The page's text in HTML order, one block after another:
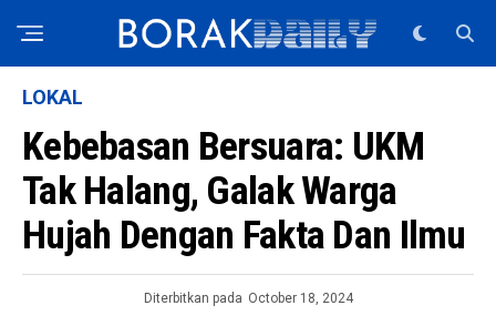
LOKAL
Kebebasan Bersuara: UKM
Tak Halang, Galak Warga
Hujah Dengan Fakta Dan Ilmu
Diterbitkan pada October 18, 2024